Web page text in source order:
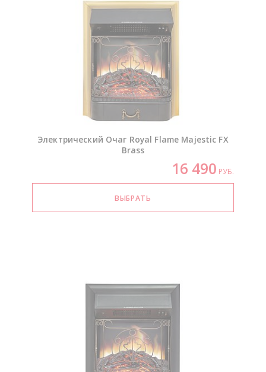
Электрический Очаг Royal Flame Majestic FX
Brass
16 490 РУБ.